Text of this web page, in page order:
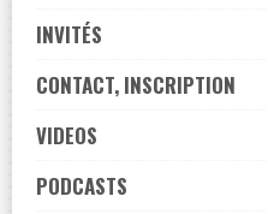
INVITÉS
CONTACT, INSCRIPTION
VIDEOS
PODCASTS